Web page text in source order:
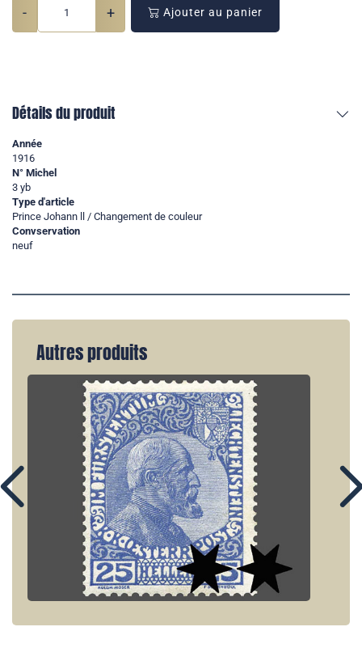
- + Ajouter au panier
Détails du produit
Année
1916
N° Michel
3 yb
Type d'article
Prince Johann ll / Changement de couleur
Convservation
neuf
Autres produits